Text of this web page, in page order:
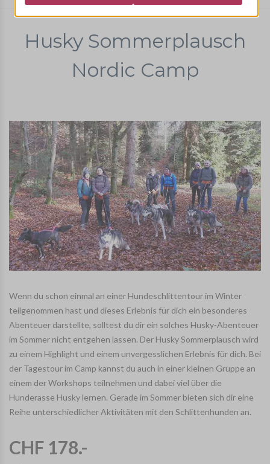
Husky Sommerplausch
Nordic Camp
Wenn du schon einmal an einer Hundeschlittentour im Winter
teilgenommen hast und dieses Erlebnis für dich ein besonderes
Abenteuer darstellte, solltest du dir ein solches Husky-Abenteuer
im Sommer nicht entgehen lassen. Der Husky Sommerplausch wird
zu einem Highlight und einem unvergesslichen Erlebnis für dich. Bei
der Tagestour im Camp kannst du auch in einer kleinen Gruppe an
einem der Workshops teilnehmen und dabei viel über die
Hunderasse Husky lernen. Gerade im Sommer bieten sich dir eine
Reihe unterschiedlicher Aktivitäten mit den Schlittenhunden an.
CHF 178.-